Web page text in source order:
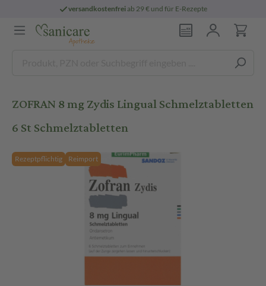
versandkostenfreiab 29 € und für E-Rezepte
ZOFRAN 8 mg Zydis Lingual Schmelztabletten
6 St Schmelztabletten
Rezeptpflichtig Reimport